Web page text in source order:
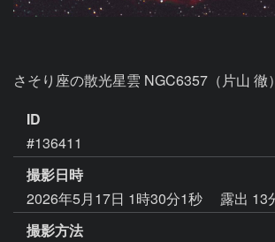
さそり座の散光星雲 NGC6357（片山 徹）
ID
#136411
撮影日時
2026年5月17日 1時30分1秒
露出 13
撮影方法